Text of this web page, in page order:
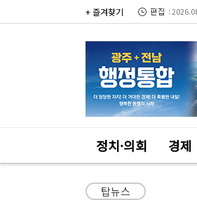
+ 즐겨찾기
정치·의회 경제
탑뉴스